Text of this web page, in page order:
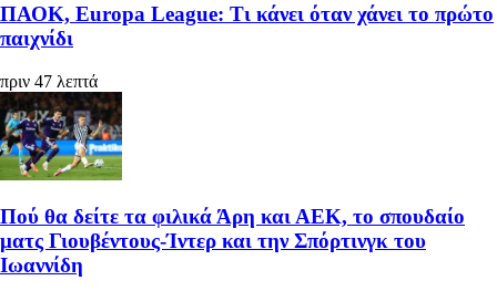
ΠΑΟΚ, Europa League: Τι κάνει όταν χάνει το πρώτο
παιχνίδι
πριν 47 λεπτά
Πού θα δείτε τα φιλικά Άρη και ΑΕΚ, το σπουδαίο
ματς Γιουβέντους-Ίντερ και την Σπόρτινγκ του
Ιωαννίδη